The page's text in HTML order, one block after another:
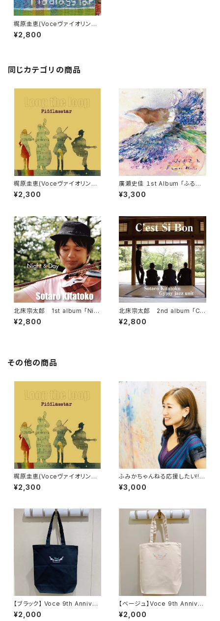
梶原圭恵(Voceヴァイオリン講
師) CD 『Tategami Hero』Fid
dlasstar
¥2,800
同じカテゴリの商品
梶原圭恵(Voceヴァイオリン講
師) CD 『Loop the loop』Fid
dlasstar
¥2,300
廣瀬史佳 １st Album 「ふるさ
と」
¥3,300
北床宗太郎 1st album 「Nig
ht & Day」
¥2,800
北床宗太郎 2nd album 「C'e
st si bon」
¥2,800
その他の商品
梶原圭恵(Voceヴァイオリン講
師) CD 『Loop the loop』Fid
dlasstar
¥2,300
ふみかちゃんねる応援したい!!窓
口
¥3,000
【ブラック】 Voce 9th Anniver
sary オリジナルトートバッグ
¥2,000
【ベージュ】Voce 9th Anniver
sary オリジナルトートバッグ
¥2,000